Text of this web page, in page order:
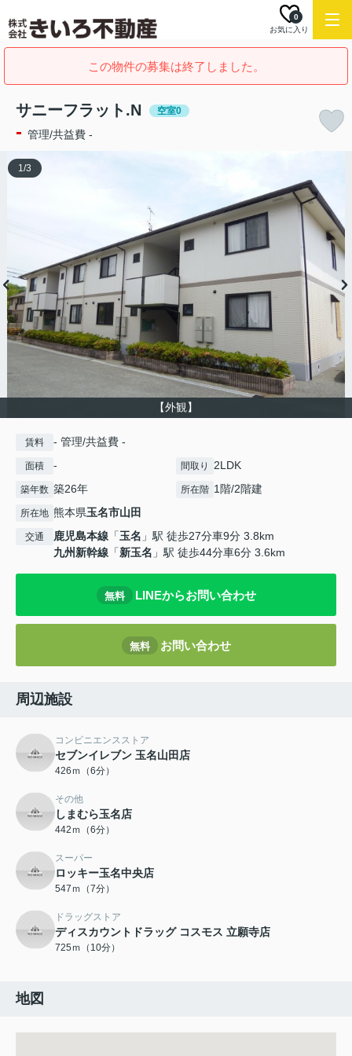
お気に入り
0
この物件の募集は終了しました。
サニーフラット.N 空室0
- 管理/共益費 -
【外観】
1/3
賃料 - 管理/共益費 -
面積 - 間取り 2LDK
築年数 築26年 所在階 1階/2階建
所在地 熊本県玉名市山田
交通 鹿児島本線 「玉名 」駅 徒歩27分車9分 3.8km
九州新幹線 「新玉名 」駅 徒歩44分車6分 3.6km
無料 LINEからお問い合わせ
無料 お問い合わせ
周辺施設
コンビニエンスストア
セブンイレブン 玉名山田店
426ｍ（6分）
その他
しまむら玉名店
442ｍ（6分）
スーパー
ロッキー玉名中央店
547ｍ（7分）
ドラッグストア
ディスカウントドラッグ コスモス 立願寺店
725ｍ（10分）
地図